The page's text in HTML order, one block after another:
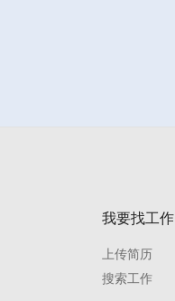
我要找工作
上传简历
搜索工作